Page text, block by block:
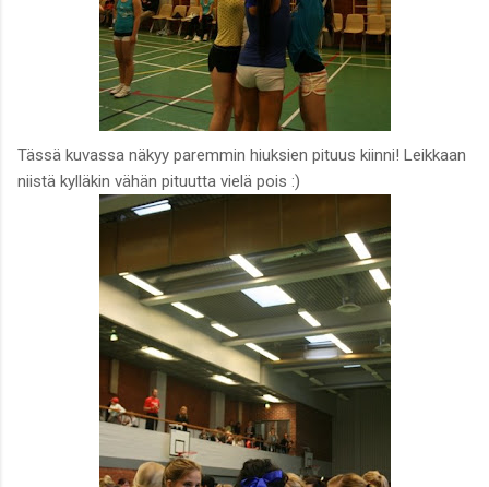
Tässä kuvassa näkyy paremmin hiuksien pituus kiinni! Leikkaan
niistä kylläkin vähän pituutta vielä pois :)